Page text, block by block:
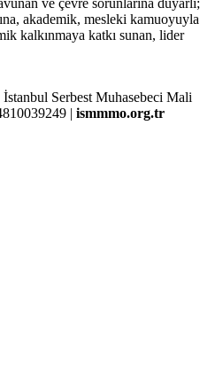
ve çevre sorunlarına duyarlı;
akademik, mesleki kamuoyuyla
kalkınmaya katkı sunan, lider
Serbest Muhasebeci Mali
| ismmmo.org.tr